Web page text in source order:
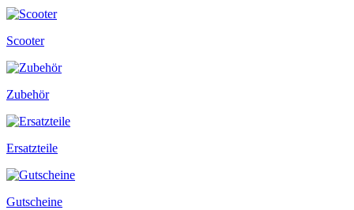
Scooter
Zubehör
Ersatzteile
Gutscheine